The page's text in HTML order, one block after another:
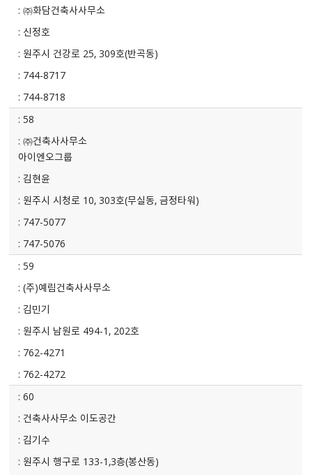
㈜화담건축사사무소
신정호
원주시 건강로 25, 309호(반곡동)
744-8717
744-8718
58
㈜건축사사무소
아이엔오그룹
김현윤
원주시 시청로 10, 303호(무실동, 금정타워)
747-5077
747-5076
59
(주)예림건축사사무소
김민기
원주시 남원로 494-1, 202호
762-4271
762-4272
60
건축사사무소 이도공간
김기수
원주시 행구로 133-1,3층(봉산동)